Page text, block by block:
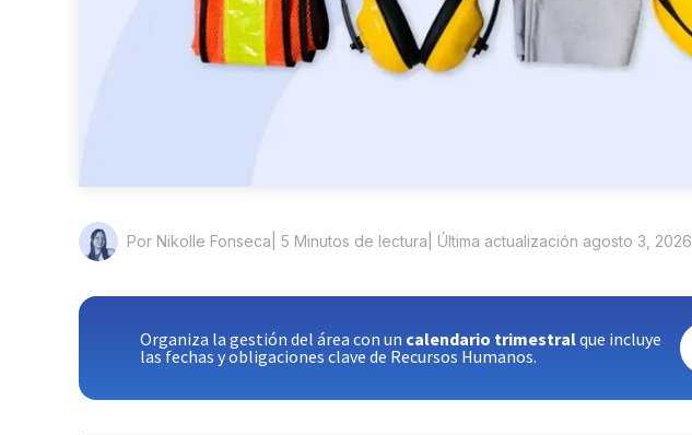
Por Nikolle Fonseca | 5 Minutos de lectura | Última actualización agosto 3, 2026
Organiza la gestión del área con un calendario trimestralque incluye
las fechas y obligaciones clave de Recursos Humanos.